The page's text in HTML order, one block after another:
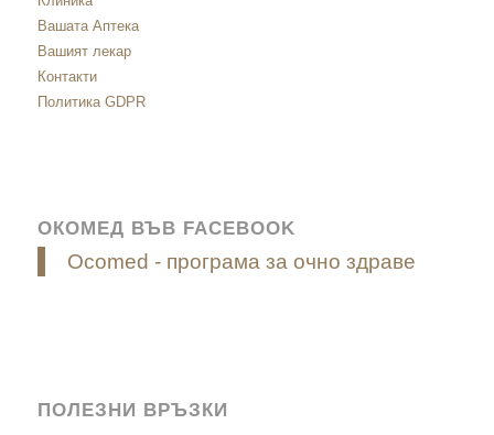
Вашата Аптека
Вашият лекар
Контакти
Политика GDPR
ОКОМЕД ВЪВ FACEBOOK
Ocomed - програма за очно здраве
ПОЛЕЗНИ ВРЪЗКИ